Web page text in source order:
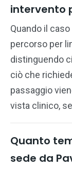
intervento
Quando il
percorso per
distinguendo
ciò che
passaggio
vista clinico,
Quanto
sede da